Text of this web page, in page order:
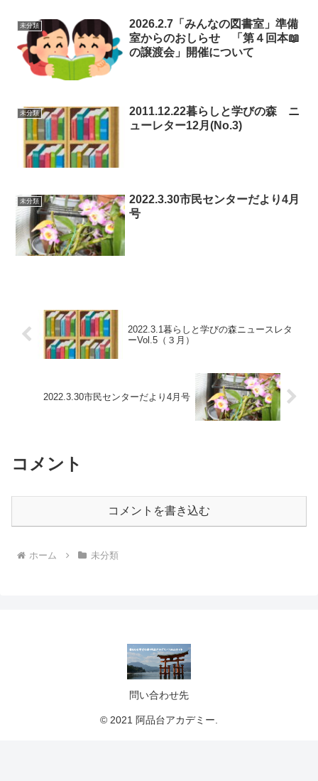
未分類
2026.2.7「みんなの図書室」準備
室からのおしらせ 「第４回本📖
の譲渡会」開催について
未分類
2011.12.22暮らしと学びの森 ニ
ューレター12月(No.3)
未分類
2022.3.30市民センターだより4月
号
2022.3.1暮らしと学びの森ニュースレタ
ーVol.5（３月）
2022.3.30市民センターだより4月号
コメント
コメントを書き込む
ホーム 未分類
問い合わせ先
© 2021 阿品台アカデミー.